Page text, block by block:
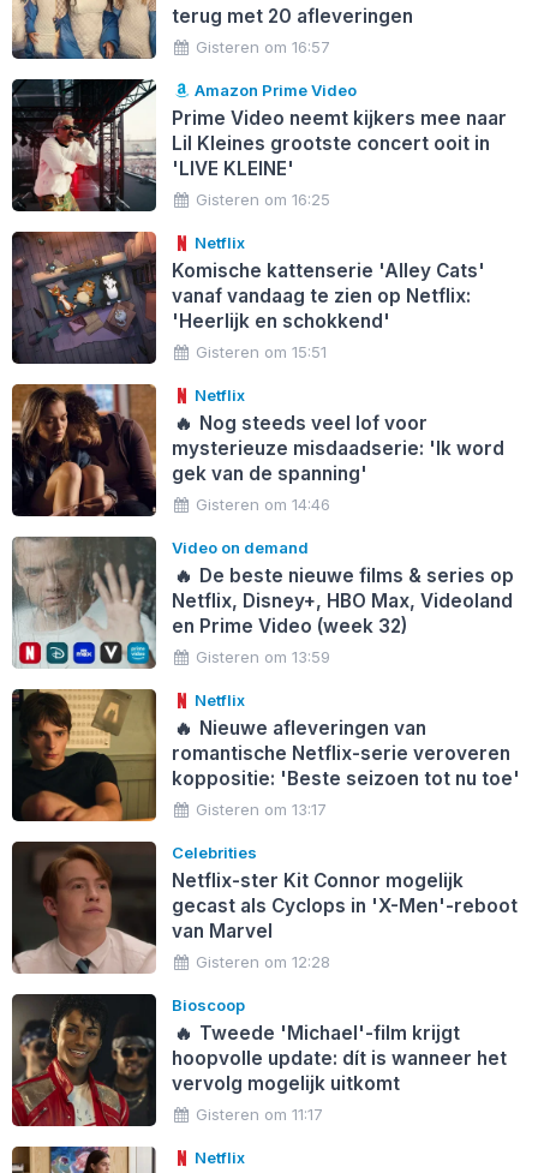
terug met 20 afleveringen
Gisteren om 16:57
Amazon Prime Video
Prime Video neemt kijkers mee naar
Lil Kleines grootste concert ooit in
'LIVE KLEINE'
Gisteren om 16:25
Netflix
Komische kattenserie 'Alley Cats'
vanaf vandaag te zien op Netflix:
'Heerlijk en schokkend'
Gisteren om 15:51
Netflix
🔥 Nog steeds veel lof voor
mysterieuze misdaadserie: 'Ik word
gek van de spanning'
Gisteren om 14:46
Video on demand
🔥 De beste nieuwe films & series op
Netflix, Disney+, HBO Max, Videoland
en Prime Video (week 32)
Gisteren om 13:59
Netflix
🔥 Nieuwe afleveringen van
romantische Netflix-serie veroveren
koppositie: 'Beste seizoen tot nu toe'
Gisteren om 13:17
Celebrities
Netflix-ster Kit Connor mogelijk
gecast als Cyclops in 'X-Men'-reboot
van Marvel
Gisteren om 12:28
Bioscoop
🔥 Tweede 'Michael'-film krijgt
hoopvolle update: dít is wanneer het
vervolg mogelijk uitkomt
Gisteren om 11:17
Netflix